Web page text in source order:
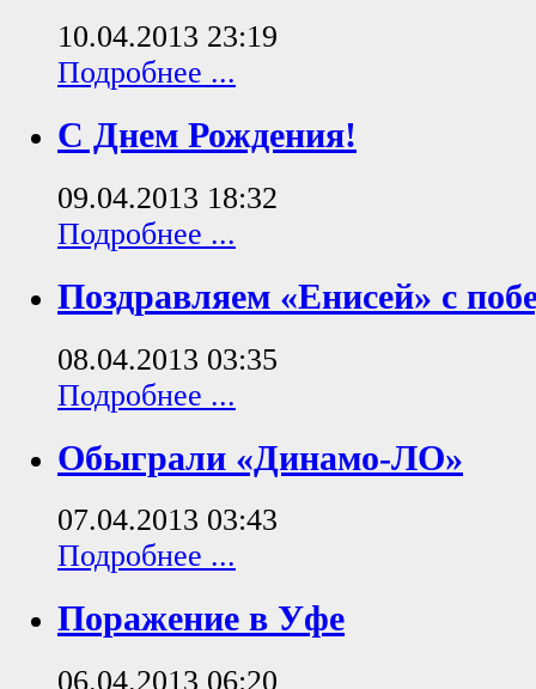
10.04.2013 23:19
Подробнее ...
С Днем Рождения!
09.04.2013 18:32
Подробнее ...
Поздравляем «Енисей» с
08.04.2013 03:35
Подробнее ...
Обыграли «Динамо-ЛО»
07.04.2013 03:43
Подробнее ...
Поражение в Уфе
06.04.2013 06:20